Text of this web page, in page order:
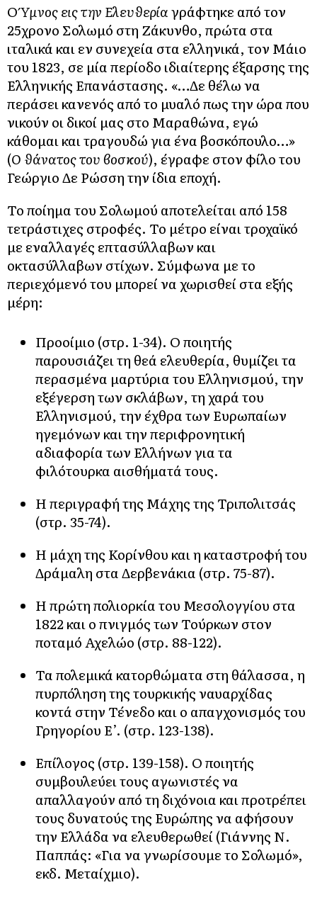
ΟΎμνος εις την Ελευθερίαγράφτηκε από τον
25χρονο Σολωμό στη Ζάκυνθο, πρώτα στα
ιταλικά και εν συνεχεία στα ελληνικά, τον Μάιο
του 1823, σε μία περίοδο ιδιαίτερης έξαρσης της
Ελληνικής Επανάστασης. «…Δε θέλω να
περάσει κανενός από το μυαλό πως την ώρα που
νικούν οι δικοί μας στο Μαραθώνα, εγώ
κάθομαι και τραγουδώ για ένα βοσκόπουλο…»
(Ο θάνατος του βοσκού), έγραφε στον φίλο του
Γεώργιο Δε Ρώσση την ίδια εποχή.
Το ποίημα του Σολωμού αποτελείται από 158
τετράστιχες στροφές. Το μέτρο είναι τροχαϊκό
με εναλλαγές επτασύλλαβων και
οκτασύλλαβων στίχων. Σύμφωνα με το
περιεχόμενό του μπορεί να χωρισθεί στα εξής
μέρη:
Προοίμιο (στρ. 1-34). Ο ποιητής
παρουσιάζει τη θεά ελευθερία, θυμίζει τα
περασμένα μαρτύρια του Ελληνισμού, την
εξέγερση των σκλάβων, τη χαρά του
Ελληνισμού, την έχθρα των Ευρωπαίων
ηγεμόνων και την περιφρονητική
αδιαφορία των Ελλήνων για τα
φιλότουρκα αισθήματά τους.
Η περιγραφή της Μάχης της Τριπολιτσάς
(στρ. 35-74).
Η μάχη της Κορίνθου και η καταστροφή του
Δράμαλη στα Δερβενάκια (στρ. 75-87).
Η πρώτη πολιορκία του Μεσολογγίου στα
1822 και ο πνιγμός των Τούρκων στον
ποταμό Αχελώο (στρ. 88-122).
Τα πολεμικά κατορθώματα στη θάλασσα, η
πυρπόληση της τουρκικής ναυαρχίδας
κοντά στην Τένεδο και ο απαγχονισμός του
Γρηγορίου Ε’. (στρ. 123-138).
Επίλογος (στρ. 139-158). Ο ποιητής
συμβουλεύει τους αγωνιστές να
απαλλαγούν από τη διχόνοια και προτρέπει
τους δυνατούς της Ευρώπης να αφήσουν
την Ελλάδα να ελευθερωθεί (Γιάννης Ν.
Παππάς: «Για να γνωρίσουμε το Σολωμό»,
εκδ. Μεταίχμιο).